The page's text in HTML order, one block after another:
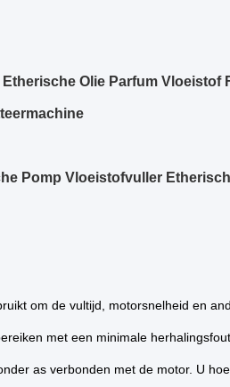
Olie Parfum Vloeistof
Pomp Vloeistofvuller
om de vultijd, motorsnelheid en
met een minimale
as verbonden met de motor. U